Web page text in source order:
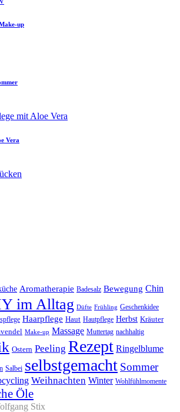
up
Vera
Aromatherapie Badesalz Bewegung Chin
im Alltag Düfte Frühling Geschenkidee
Haarpflege Haut Hautpflege Herbst Kräuter
Make-up Massage Muttertag nachhaltig
Ostern Peeling Rezept Ringelblume
Salbei selbstgemacht Sommer
Weihnachten Winter Wohlfühlmomente
Öle
Stix